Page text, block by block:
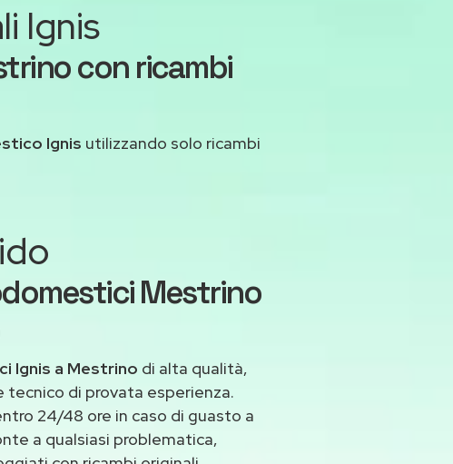
Ignis
con ricambi
Ignis utilizzando solo ricambi
Mestrino
Ignis a Mestrino di alta qualità,
tecnico di provata esperienza.
24/48 ore in caso di guasto a
a qualsiasi problematica,